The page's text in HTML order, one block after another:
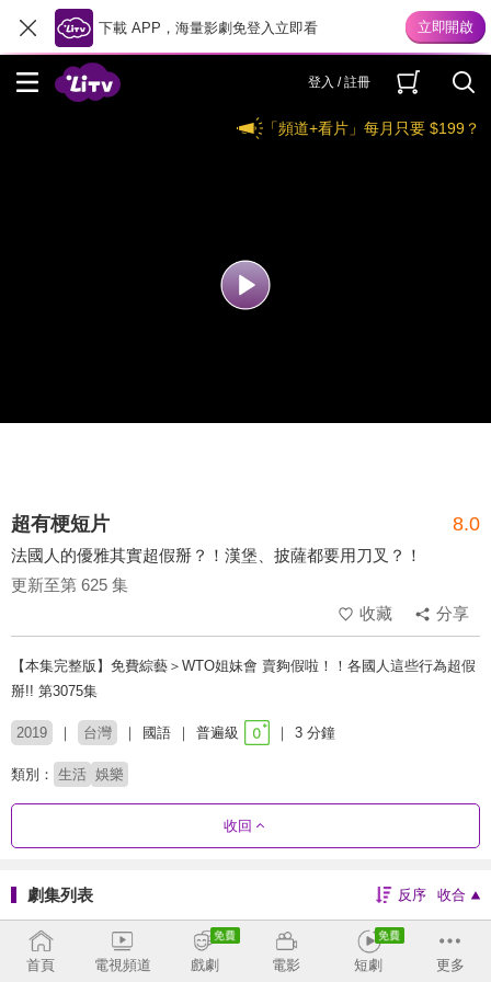
下載 APP，海量影劇免登入立即看
登入 / 註冊
「頻道+看片」每月只要 $199？
超有梗短片 8.0
法國人的優雅其實超假掰？！漢堡、披薩都要用刀叉？！
更新至第 625 集
收藏
分享
【本集完整版】免費綜藝＞WTO姐妹會 賣夠假啦！！各國人這些行為超假
掰!! 第3075集
2019 台灣 國語 普遍級 3 分鐘
類別： 生活 娛樂
收回
劇集列表 反序 收合
604 - 625 565 - 603 519 - 564 469 - 517
410 - 468 367 - 409 319 - 366 273 - 318
首頁 電視頻道 戲劇 電影 短劇 更多